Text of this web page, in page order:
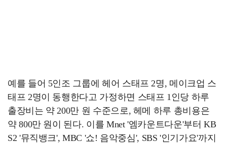
예를 들어 5인조 그룹에 헤어 스태프 2명, 메이크업 스
태프 2명이 동행한다고 가정하면 스태프 1인당 하루
출장비는 약 200만 원 수준으로, 헤메 하루 총비용은
약 800만 원이 된다. 이를 Mnet '엠카운트다운'부터 KB
S2 '뮤직뱅크', MBC '쇼! 음악중심', SBS '인기가요'까지